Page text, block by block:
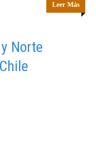
Leer Más
Norte